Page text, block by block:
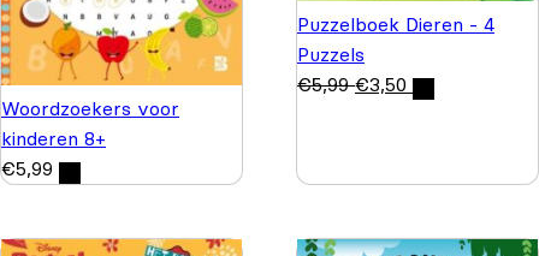
Woordzoekers voor
kinderen 8+
€5,99
Puzzelboek Dieren - 4
Puzzels
€5,99 €3,50